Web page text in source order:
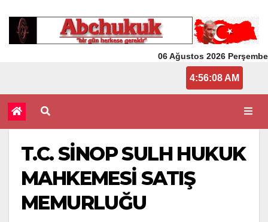
06 Ağustos 2026 Perşembe
4:56:08 AM
T.C. SİNOP SULH HUKUK
MAHKEMESİ SATIŞ
MEMURLUĞU